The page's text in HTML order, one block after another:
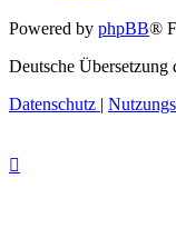
Powered by phpBB®
Deutsche Übersetzung
Datenschutz |